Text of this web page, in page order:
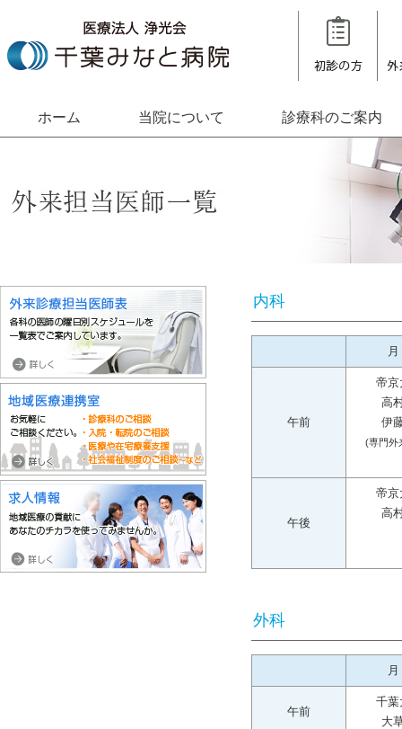
ホーム 当院について 診療科のご案内
内科
月
午前
帝京
高
伊
(専門外
午後
帝京
高
外科
月
午前
千葉
大